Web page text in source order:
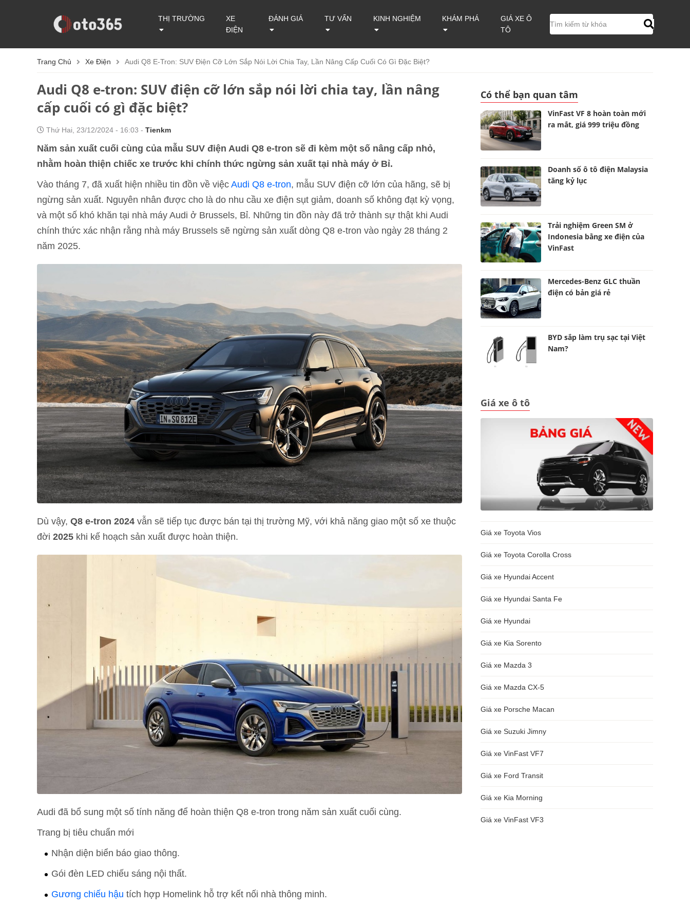
THỊ TRƯỜNG
XE
ĐIỆN
ĐÁNH GIÁ TƯ VẤN KINH NGHIỆM KHÁM PHÁ
GIÁ XE Ô
TÔ
Trang Chủ Xe Điện Audi Q8 E-Tron: SUV Điện Cỡ Lớn Sắp Nói Lời Chia Tay, Lần Nâng Cấp Cuối Có Gì Đặc Biệt?
Audi Q8 e-tron: SUV điện cỡ lớn sắp nói lời chia tay, lần nâng
cấp cuối có gì đặc biệt?
Thứ Hai, 23/12/2024 - 16:03 - Tienkm
Năm sản xuất cuối cùng của mẫu SUV điện Audi Q8 e-tron sẽ đi kèm một số nâng cấp nhỏ,
nhằm hoàn thiện chiếc xe trước khi chính thức ngừng sản xuất tại nhà máy ở Bỉ.
Vào tháng 7, đã xuất hiện nhiều tin đồn về việc Audi Q8 e-tron, mẫu SUV điện cỡ lớn của hãng, sẽ bị
ngừng sản xuất. Nguyên nhân được cho là do nhu cầu xe điện sụt giảm, doanh số không đạt kỳ vọng,
và một số khó khăn tại nhà máy Audi ở Brussels, Bỉ. Những tin đồn này đã trở thành sự thật khi Audi
chính thức xác nhận rằng nhà máy Brussels sẽ ngừng sản xuất dòng Q8 e-tron vào ngày 28 tháng 2
năm 2025.
Dù vậy, Q8 e-tron 2024 vẫn sẽ tiếp tục được bán tại thị trường Mỹ, với khả năng giao một số xe thuộc
đời 2025 khi kế hoạch sản xuất được hoàn thiện.
Audi đã bổ sung một số tính năng để hoàn thiện Q8 e-tron trong năm sản xuất cuối cùng.
Trang bị tiêu chuẩn mới
Nhận diện biển báo giao thông.
Gói đèn LED chiếu sáng nội thất.
Gương chiếu hậu tích hợp Homelink hỗ trợ kết nối nhà thông minh.
Có thể bạn quan tâm
VinFast VF 8 hoàn toàn mới
ra mắt, giá 999 triệu đồng
Doanh số ô tô điện Malaysia
tăng kỷ lục
Trải nghiệm Green SM ở
Indonesia bằng xe điện của
VinFast
Mercedes-Benz GLC thuần
điện có bản giá rẻ
BYD sắp làm trụ sạc tại Việt
Nam?
Giá xe ô tô
Giá xe Toyota Vios
Giá xe Toyota Corolla Cross
Giá xe Hyundai Accent
Giá xe Hyundai Santa Fe
Giá xe Hyundai
Giá xe Kia Sorento
Giá xe Mazda 3
Giá xe Mazda CX-5
Giá xe Porsche Macan
Giá xe Suzuki Jimny
Giá xe VinFast VF7
Giá xe Ford Transit
Giá xe Kia Morning
Giá xe VinFast VF3